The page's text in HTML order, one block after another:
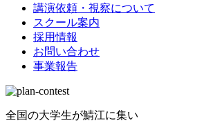
講演依頼・視察について
スクール案内
採用情報
お問い合わせ
事業報告
全国の大学生が鯖江に集い